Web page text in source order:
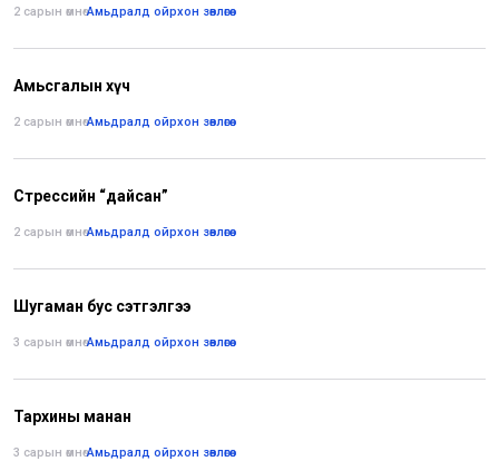
2 сарын өмнө•Амьдралд ойрхон зөвлөгөө
Амьсгалын хүч
2 сарын өмнө•Амьдралд ойрхон зөвлөгөө
Стрессийн “дайсан”
2 сарын өмнө•Амьдралд ойрхон зөвлөгөө
Шугаман бус сэтгэлгээ
3 сарын өмнө•Амьдралд ойрхон зөвлөгөө
Тархины манан
3 сарын өмнө•Амьдралд ойрхон зөвлөгөө